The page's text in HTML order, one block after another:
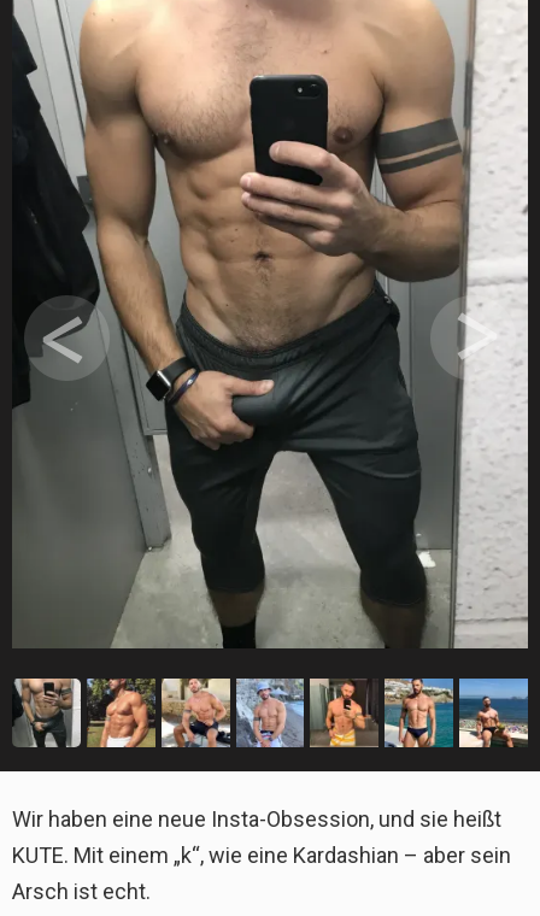
Wir haben eine neue Insta-Obsession, und sie heißt
KUTE. Mit einem „k“, wie eine Kardashian – aber sein
Arsch ist echt.